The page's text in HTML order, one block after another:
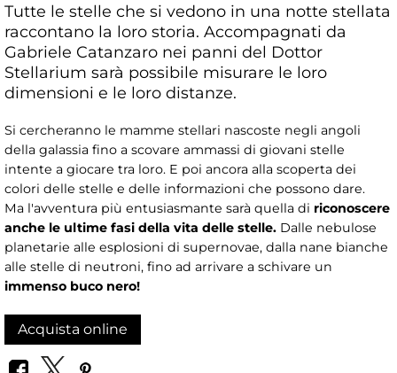
Tutte le stelle che si vedono in una notte stellata
raccontano la loro storia. Accompagnati da
Gabriele Catanzaro nei panni del Dottor
Stellarium sarà possibile misurare le loro
dimensioni e le loro distanze.
Si cercheranno le mamme stellari nascoste negli angoli
della galassia fino a scovare ammassi di giovani stelle
intente a giocare tra loro. E poi ancora alla scoperta dei
colori delle stelle e delle informazioni che possono dare.
Ma l'avventura più entusiasmante sarà quella di riconoscere
anche le ultime fasi della vita delle stelle. Dalle nebulose
planetarie alle esplosioni di supernovae, dalla nane bianche
alle stelle di neutroni, fino ad arrivare a schivare un
immenso buco nero!
Acquista online